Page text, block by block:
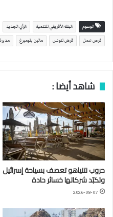
الوسوم البنك الأفريقي للتنمية الرأي الجديد
فرص عمل قرض لتونس مالين بلومبرغ
شاهد أيضا :
حروب نتنياهو تعصف بسياحة إسرائيل
وتكبّد شركاتها خسائر حادة
2026-08-07